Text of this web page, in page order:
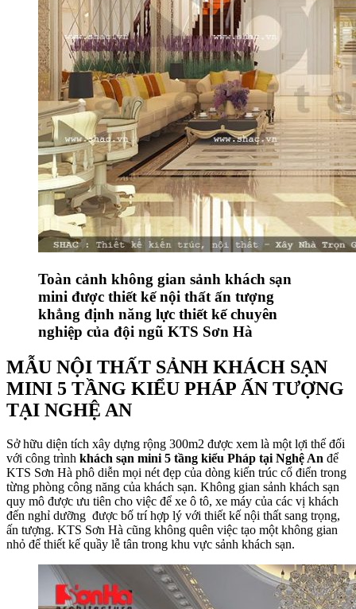
Toàn cảnh không gian sảnh khách sạn
mini được thiết kế nội thất ấn tượng
khẳng định năng lực thiết kế chuyên
nghiệp của đội ngũ KTS Sơn Hà
MẪU NỘI THẤT SẢNH KHÁCH SẠN
MINI 5 TẦNG KIỂU PHÁP ẤN TƯỢNG
TẠI NGHỆ AN
Sở hữu diện tích xây dựng rộng 300m2 được xem là một lợi thế đối
với công trình khách sạn mini 5 tầng kiểu Pháp tại Nghệ An để
KTS Sơn Hà phô diễn mọi nét đẹp của dòng kiến trúc cổ điển trong
từng phòng công năng của khách sạn. Không gian sảnh khách sạn
quy mô được ưu tiên cho việc để xe ô tô, xe máy của các vị khách
đến nghỉ dưỡng được bố trí hợp lý với thiết kế nội thất sang trọng,
ấn tượng. KTS Sơn Hà cũng không quên việc tạo một không gian
nhỏ để thiết kế quầy lễ tân trong khu vực sảnh khách sạn.